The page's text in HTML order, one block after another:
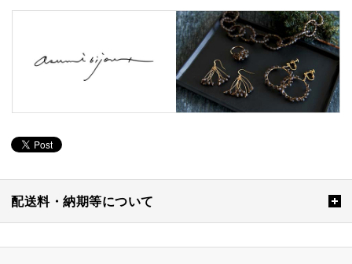
配送料・納期等について